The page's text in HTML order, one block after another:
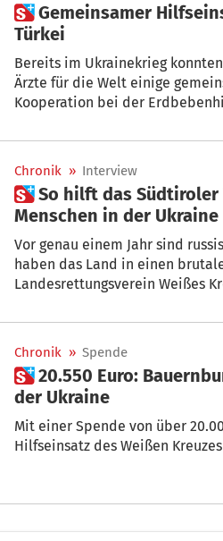
 Gemeinsamer Hilfseinsatz für Erdbebenopfer in Syrien und der
Türkei
Bereits im Ukrainekrieg
Ärzte für die Welt einige
Kooperation bei der
Bevölkerung wurde nun die
der Region Aleppo unterzeichnet.
Chronik » Interview
 So hilft das Südtiroler Weiße Kreuz seit einem Jahr den
Menschen in der Ukraine
Vor genau einem Jahr sind
haben das Land in einen
Landesrettungsverein Weißes
Direktor des Weißen Kreuz,
die Schicksale der Ukrainer.
Chronik » Spende
 20.550 Euro: Bauernbund unterstützt Einsatz des Weißen Kreuzes in
der Ukraine
Mit einer Spende von über
Hilfseinsatz des Weißen